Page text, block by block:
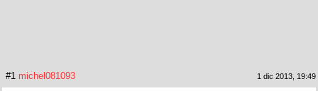
#1 michel081093 1 dic 2013, 19:49